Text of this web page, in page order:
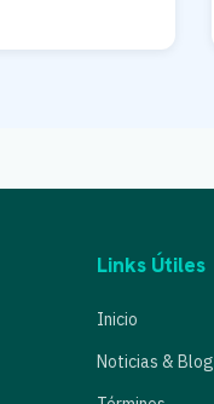
Links Útiles
Inicio
Noticias & Blog